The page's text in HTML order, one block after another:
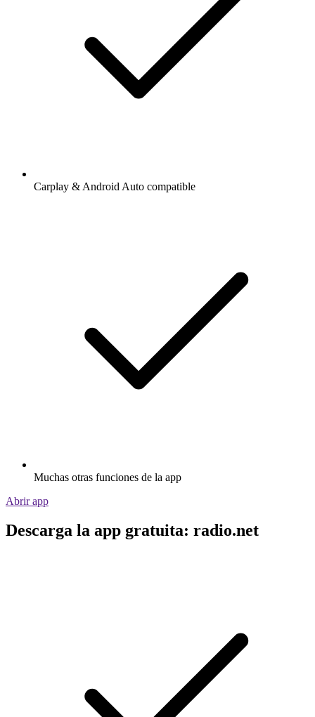
Carplay & Android Auto compatible
Muchas otras funciones de la app
Abrir app
Descarga la app gratuita: radio.net